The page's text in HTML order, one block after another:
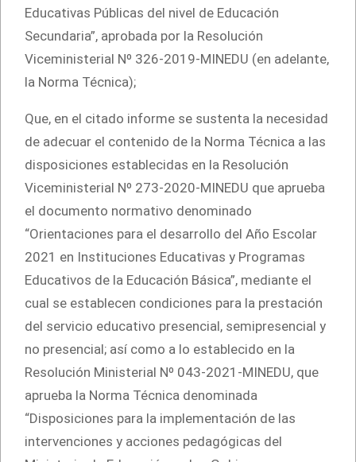
Educativas Públicas del nivel de Educación
Secundaria”, aprobada por la Resolución
Viceministerial Nº 326-2019-MINEDU (en adelante,
la Norma Técnica);
Que, en el citado informe se sustenta la necesidad
de adecuar el contenido de la Norma Técnica a las
disposiciones establecidas en la Resolución
Viceministerial Nº 273-2020-MINEDU que aprueba
el documento normativo denominado
“Orientaciones para el desarrollo del Año Escolar
2021 en Instituciones Educativas y Programas
Educativos de la Educación Básica”, mediante el
cual se establecen condiciones para la prestación
del servicio educativo presencial, semipresencial y
no presencial; así como a lo establecido en la
Resolución Ministerial Nº 043-2021-MINEDU, que
aprueba la Norma Técnica denominada
“Disposiciones para la implementación de las
intervenciones y acciones pedagógicas del